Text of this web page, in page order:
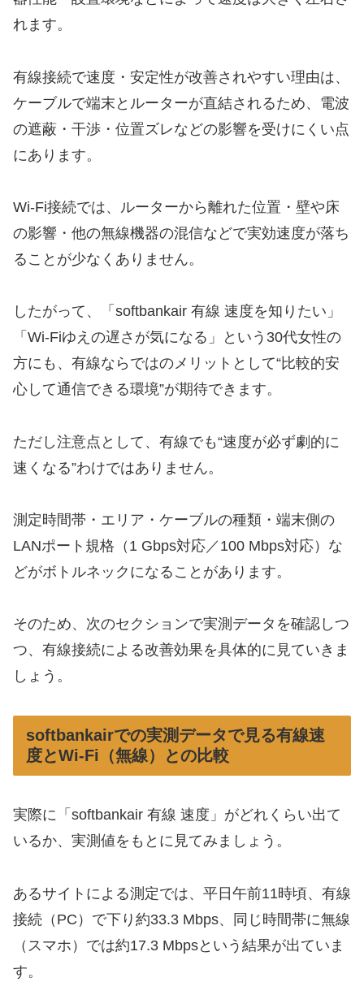
れます。
有線接続で速度・安定性が改善されやすい理由は、
ケーブルで端末とルーターが直結されるため、電波
の遮蔽・干渉・位置ズレなどの影響を受けにくい点
にあります。
Wi-Fi接続では、ルーターから離れた位置・壁や床
の影響・他の無線機器の混信などで実効速度が落ち
ることが少なくありません。
したがって、「softbankair 有線 速度を知りたい」
「Wi-Fiゆえの遅さが気になる」という30代女性の
方にも、有線ならではのメリットとして“比較的安
心して通信できる環境”が期待できます。
ただし注意点として、有線でも“速度が必ず劇的に
速くなる”わけではありません。
測定時間帯・エリア・ケーブルの種類・端末側の
LANポート規格（1 Gbps対応／100 Mbps対応）な
どがボトルネックになることがあります。
そのため、次のセクションで実測データを確認しつ
つ、有線接続による改善効果を具体的に見ていきま
しょう。
softbankairでの実測データで見る有線速
度とWi-Fi（無線）との比較
実際に「softbankair 有線 速度」がどれくらい出て
いるか、実測値をもとに見てみましょう。
あるサイトによる測定では、平日午前11時頃、有線
接続（PC）で下り約33.3 Mbps、同じ時間帯に無線
（スマホ）では約17.3 Mbpsという結果が出ていま
す。